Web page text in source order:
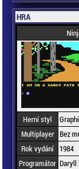
HRA
Herní styl
Multiplayer Bez
Rok vydání
1984
Programátor Daryll